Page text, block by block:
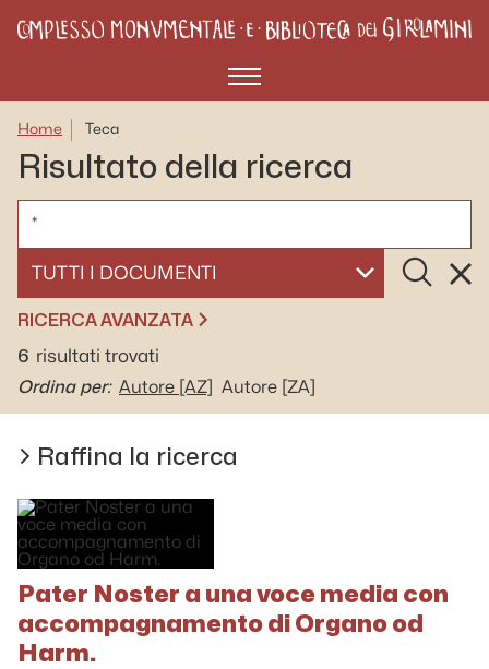
Menù
Home Teca
Risultato della ricerca
SELEZIONA UN DOCUMENTO
Cerca
RICERCA AVANZATA
6 risultati trovati
Ordina per: Autore [AZ] Autore [ZA]
Raffina la ricerca
Pater Noster a una voce media con
accompagnamento di Organo od
Harm.